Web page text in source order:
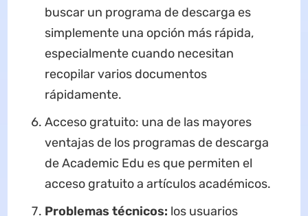
buscar un programa de descarga es
simplemente una opción más rápida,
especialmente cuando necesitan
recopilar varios documentos
rápidamente.
Acceso gratuito: una de las mayores
ventajas de los programas de descarga
de Academic Edu es que permiten el
acceso gratuito a artículos académicos.
Problemas técnicos: los usuarios